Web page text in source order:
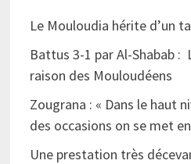
Le Mouloudia hérite d’un
Battus 3-1 par Al-Shabab :
raison des Mouloudéens
Zougrana : « Dans le haut
des occasions on se met
Une prestation très